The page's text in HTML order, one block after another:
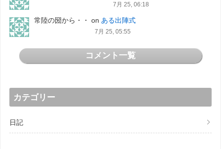
7月 25, 06:18
常陸の圀から・・ on ある出陣式
7月 25, 05:55
コメント一覧
カテゴリー
日記